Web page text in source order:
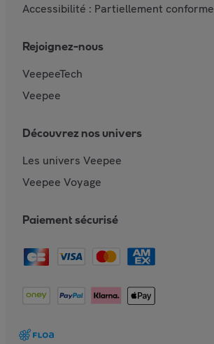
Accessibilité : Partiellement conforme
Rejoignez-nous
VeepeeTech
Veepee
Découvrez nos univers
Les univers Veepee
Veepee Voyage
Paiement sécurisé